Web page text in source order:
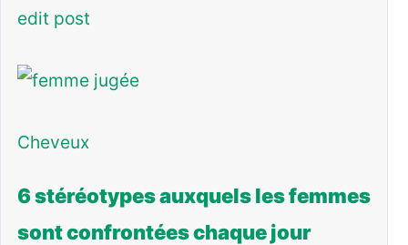
edit post
Cheveux
6 stéréotypes auxquels les femmes
sont confrontées chaque jour